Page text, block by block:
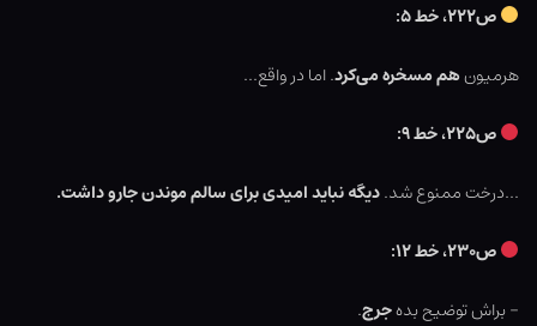
ص۲۲۲، خط ۵:
هرمیونهم مسخره می‌کرد. اما در واقع…
ص۲۲۵، خط ۹:
…درخت ممنوع شد.دیگه نباید امیدی برای سالم موندن جارو داشت.
ص۲۳۰، خط ۱۲:
– براش توضیح بدهجرج.